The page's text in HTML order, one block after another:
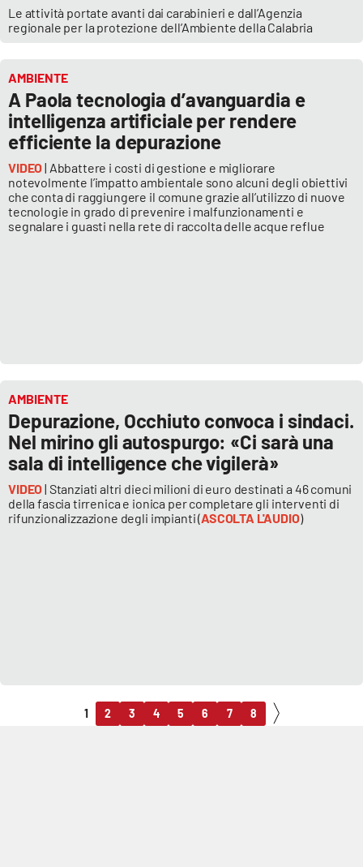
Le attività portate avanti dai carabinieri e dall’Agenzia
regionale per la protezione dell’Ambiente della Calabria
AMBIENTE
A Paola tecnologia d’avanguardia e
intelligenza artificiale per rendere
efficiente la depurazione
VIDEO| Abbattere i costi di gestione e migliorare
notevolmente l’impatto ambientale sono alcuni degli obiettivi
che conta di raggiungere il comune grazie all’utilizzo di nuove
tecnologie in grado di prevenire i malfunzionamenti e
segnalare i guasti nella rete di raccolta delle acque reflue
AMBIENTE
Depurazione, Occhiuto convoca i sindaci.
Nel mirino gli autospurgo: «Ci sarà una
sala di intelligence che vigilerà»
VIDEO| Stanziati altri dieci milioni di euro destinati a 46 comuni
della fascia tirrenica e ionica per completare gli interventi di
rifunzionalizzazione degli impianti (ASCOLTA L'AUDIO)
1 2 3 4 5 6 7 8